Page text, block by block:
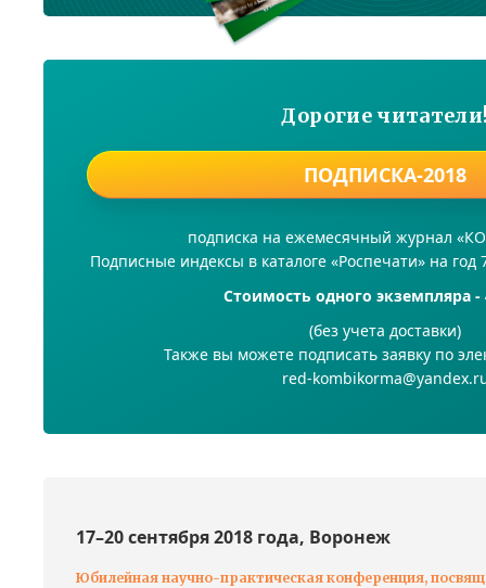
Дорогие
ПОДПИСКА-2018
подписка на ежемесячный журнал
Подписные индексы в каталоге «Роспечати» на год
Стоимость одного экземпляра -
(без учета доставки)
Также вы можете подписать заявку по
red-
17–20 сентября 2018 года, Воронеж
Юбилейная научно-практическая конференция,